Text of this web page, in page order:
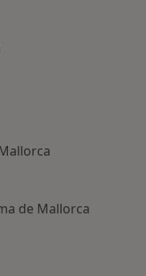
de Mallorca